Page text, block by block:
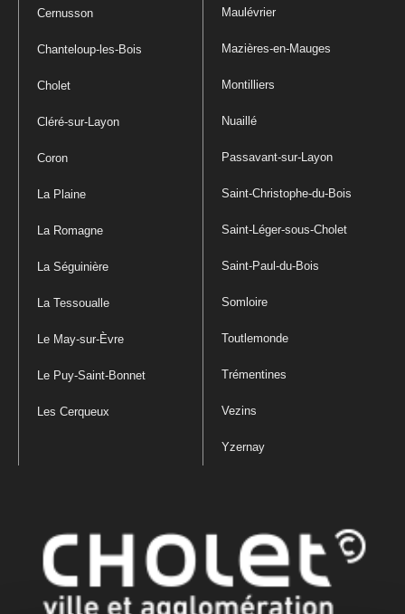
Cernusson
Chanteloup-les-Bois
Cholet
Cléré-sur-Layon
Coron
La Plaine
La Romagne
La Séguinière
La Tessoualle
Le May-sur-Èvre
Le Puy-Saint-Bonnet
Les Cerqueux
Maulévrier
Mazières-en-Mauges
Montilliers
Nuaillé
Passavant-sur-Layon
Saint-Christophe-du-Bois
Saint-Léger-sous-Cholet
Saint-Paul-du-Bois
Somloire
Toutlemonde
Trémentines
Vezins
Yzernay